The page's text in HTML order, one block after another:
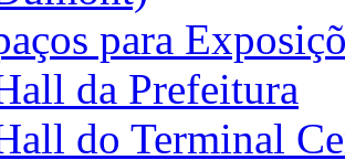
para
da Prefeitura
do Terminal